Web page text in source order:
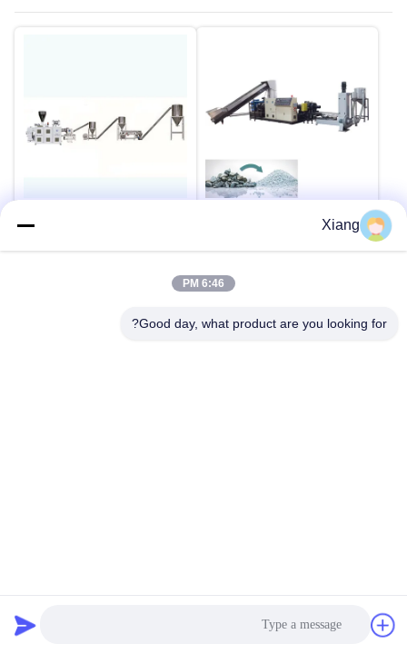
دستگاه گلوله سازی بازیافت
Xiang
6:46 PM
Good day, what product are you looking for?